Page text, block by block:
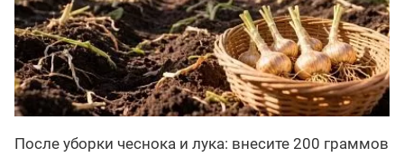
После уборки чеснока и лука: внесите 200 граммов